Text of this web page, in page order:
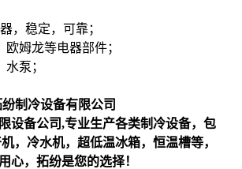
，稳定，可靠 ；
欧姆龙等电器部件；
水泵 ；
制冷设备有限公司
设备公司,专业生产各类制冷设备，包
，冷水机，超低温冰箱，恒温槽等，
心，拓纷是您的选择！